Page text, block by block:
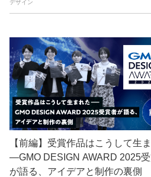
EXPERT CROSS
GMO AI＆ロボティクス商事
GMO AIR GMO DESIGN
GMO Developers Day
GMO Developers Night
GMO Flatt Security
GMO GPUクラウド
デザイン
【前編】受賞作品はこうして生
—GMO DESIGN AWARD 2025
が語る、アイデアと制作の裏側